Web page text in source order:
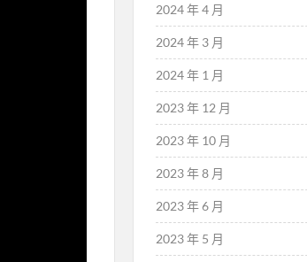
2024 年 4 月
2024 年 3 月
2024 年 1 月
2023 年 12 月
2023 年 10 月
2023 年 8 月
2023 年 6 月
2023 年 5 月